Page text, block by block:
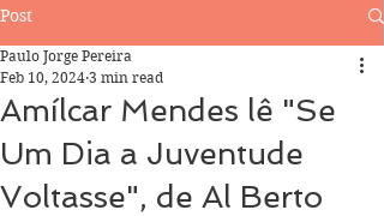
Post
Amílcar Mendes lê "Se
Um Dia a Juventude
Voltasse", de Al Berto
Paulo Jorge Pereira
Feb 10, 2024 3 min read